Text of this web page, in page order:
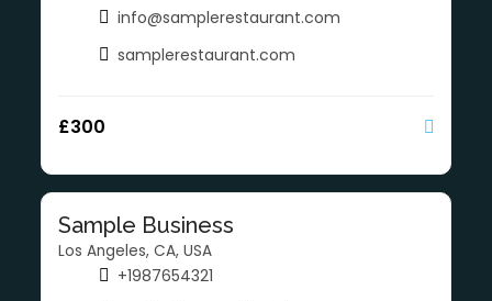
info@samplerestaurant.com
samplerestaurant.com
£300
Sample Business
Los Angeles, CA, USA
+1987654321